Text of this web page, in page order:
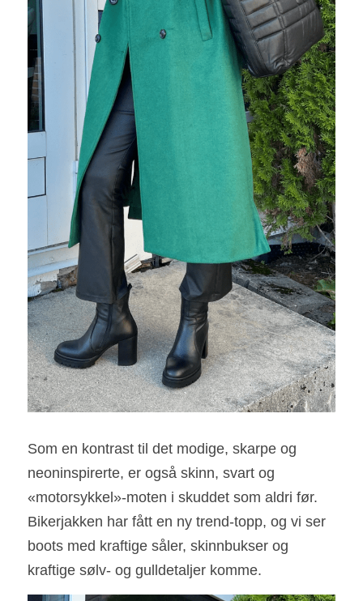
Som en kontrast til det modige, skarpe og
neoninspirerte, er også skinn, svart og
«motorsykkel»-moten i skuddet som aldri før.
Bikerjakken har fått en ny trend-topp, og vi ser
boots med kraftige såler, skinnbukser og
kraftige sølv- og gulldetaljer komme.